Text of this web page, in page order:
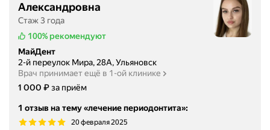
Александровна
Стаж 3 года
100% рекомендуют
МайДент
2-й переулок Мира, 28А, Ульяновск
Врач принимает ещё в 1-ой клинике
Цена
1000
1 000 ₽за приём
1 отзыв на тему «лечение периодонтита»:
20 февраля 2025